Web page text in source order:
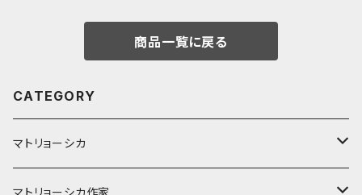
商品一覧に戻る
CATEGORY
マトリョーシカ
ノン入れ子マトリョーシカ
マトリョーシカ作家